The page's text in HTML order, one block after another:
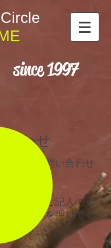
since 1997
ムからお問い合わせ
にすべてご記入のう
」ボタンを押してく
合わせ